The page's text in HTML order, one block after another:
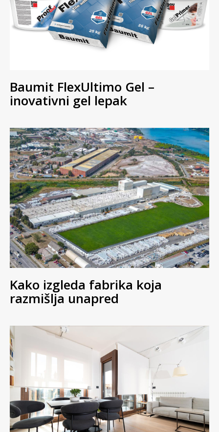
Baumit FlexUltimo Gel –
inovativni gel lepak
Kako izgleda fabrika koja
razmišlja unapred